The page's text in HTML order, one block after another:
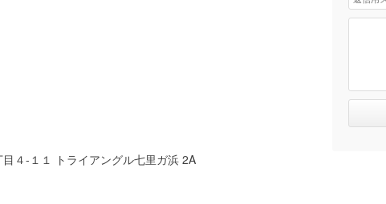
４-１１ トライアングル七里ガ浜 2A